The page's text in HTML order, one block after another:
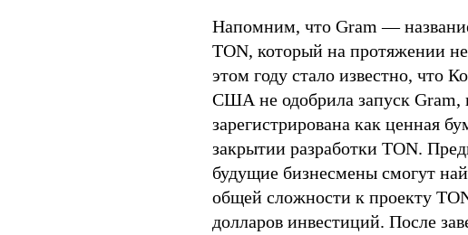
Напомним, что Gram —
TON, который на протяжении
этом году стало известно, что
США не одобрила запуск Gram,
зарегистрирована как ценная
закрытии разработки TON.
будущие бизнесмены смогут
общей сложности к проекту
долларов инвестиций. После